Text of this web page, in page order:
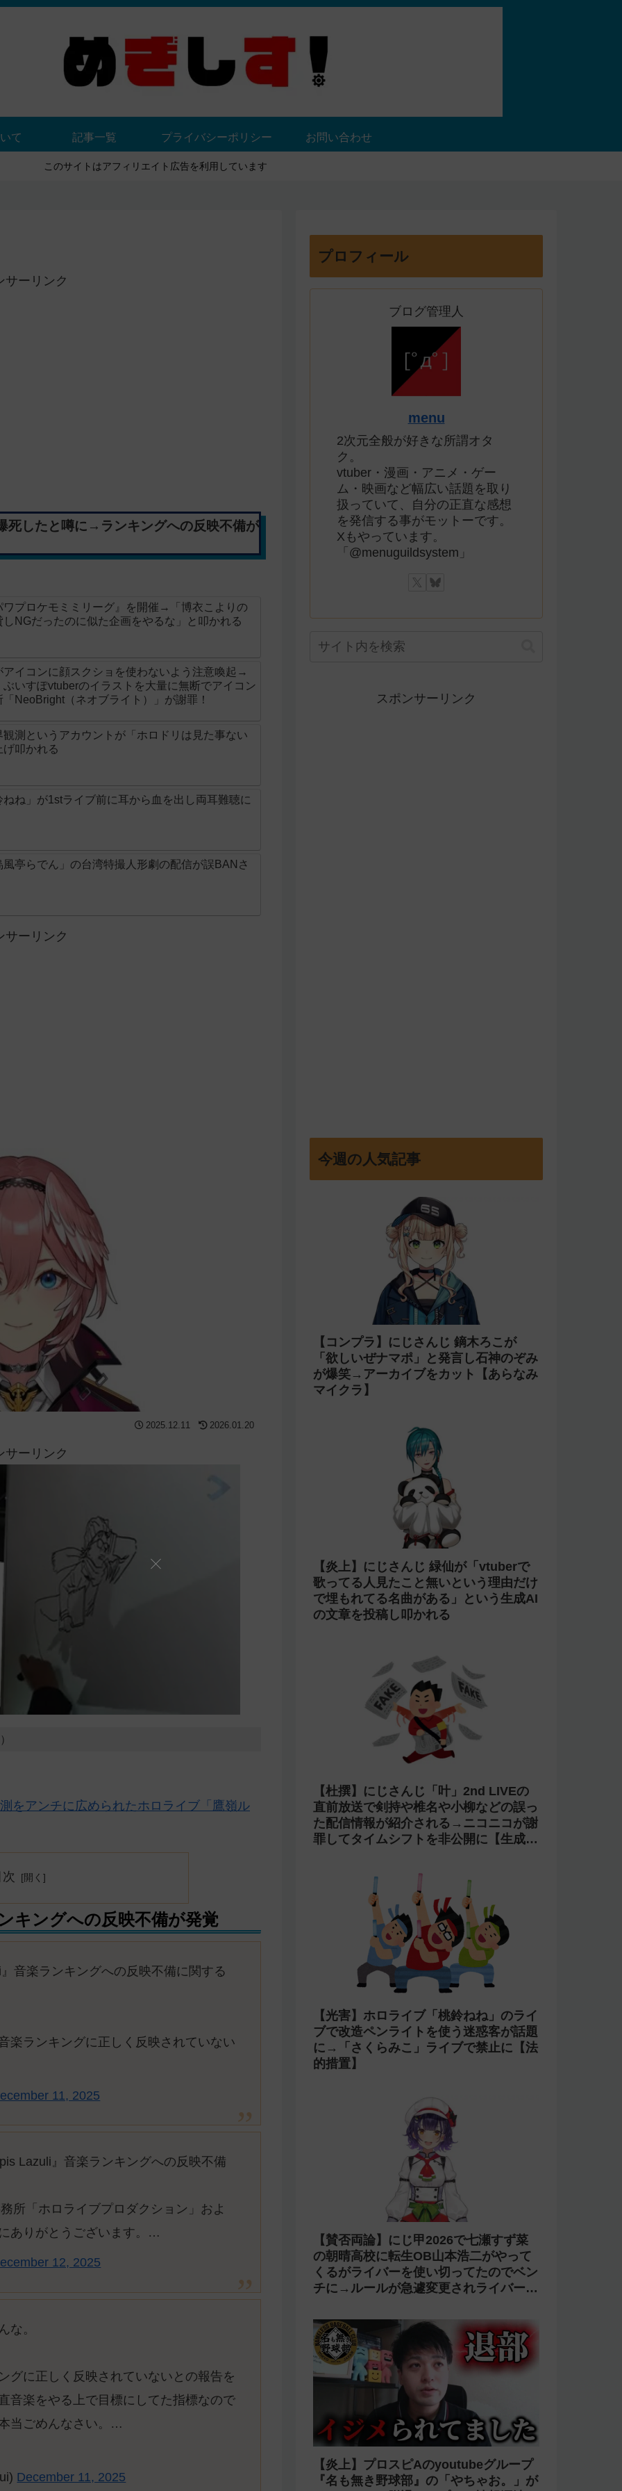
て 記事一覧 プライバシーポリシー お問い合わせ
このサイトはアフィリエイト広告を利用しています
サーリンク
死したと噂に→ランキングへの反映不備が
プロケモミミリーグ』を開催→「博衣こよりの
NGだったのに似た企画をやるな」と叩かれる
イコンに顔スクショを使わないよう注意喚起→
いすぽvtuberのイラストを大量に無断でアイコン
NeoBright（ネオブライト）」が謝罪！
測というアカウントが「ホロドリは見た事ない
叩かれる
ね」が1stライブ前に耳から血を出し両耳難聴に
亭らでん」の台湾特撮人形劇の配信が誤BANさ
サーリンク
2025.12.11 2026.01.20
サーリンク
をアンチに広められたホロライブ「鷹嶺ル
キングへの反映不備が発覚
音楽ランキングへの反映不備に関する
楽ランキングに正しく反映されていない
11, 2025
Lazuli』音楽ランキングへの反映不備
所「ホロライブプロダクション」およ
ありがとうございます。…
12, 2025
な。
グに正しく反映されていないとの報告を
音楽をやる上で目標にしてた指標なので
当ごめんなさい。…
December 11, 2025
プロフィール
ブログ管理人
menu
2次元全般が好きな所謂オタ
ク。
vtuber・漫画・アニメ・ゲー
ム・映画など幅広い話題を取り
扱っていて、自分の正直な感想
を発信する事がモットーです。
Xもやっています。
「@menuguildsystem」
スポンサーリンク
今週の人気記事
【コンプラ】にじさんじ 鏑木ろこが
「欲しいぜナマポ」と発言し石神のぞみ
が爆笑→アーカイブをカット【あらなみ
マイクラ】
【炎上】にじさんじ 緑仙が「vtuberで
歌ってる人見たこと無いという理由だけ
で埋もれてる名曲がある」という生成AI
の文章を投稿し叩かれる
【杜撰】にじさんじ「叶」2nd LIVEの
直前放送で剣持や椎名や小柳などの誤っ
た配信情報が紹介される→ニコニコが謝
罪してタイムシフトを非公開に【生成
【光害】ホロライブ「桃鈴ねね」のライ
ブで改造ペンライトを使う迷惑客が話題
に→「さくらみこ」ライブで禁止に【法
的措置】
【賛否両論】にじ甲2026で七瀬すず菜
の朝晴高校に転生OB山本浩二がやって
くるがライバーを使い切ってたのでベン
チに→ルールが急遽変更されライバーの
【炎上】プロスピAのyoutubeグループ
『名も無き野球部』の「やちゃお。」が